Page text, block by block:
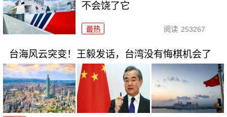
不会饶了它
最热 阅读 253267
台海风云突变！王毅发话，台湾没有悔棋机会了